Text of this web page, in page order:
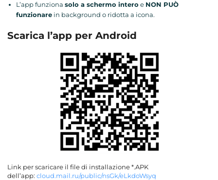
L’app funziona solo a schermo intero e NON PUÒ
funzionare in background o ridotta a icona.
Scarica l’app per Android
Link per scaricare il file di installazione *.APK
dell’app: cloud.mail.ru/public/nsGk/eLkdoWsyq